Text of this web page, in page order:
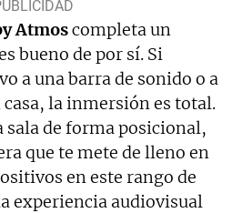
Atmoscompleta un
bueno de por sí. Si
a una barra de sonido o a
la inmersión es total.
sala de forma posicional,
que te mete de lleno en
en este rango de
experiencia audiovisual